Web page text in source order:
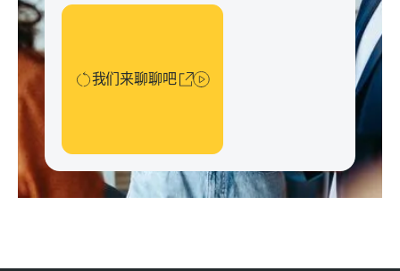
我们来聊聊吧
我们来聊聊吧